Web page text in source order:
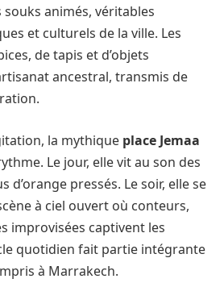
animés, véritables
et culturels de la ville. Les
de tapis et d’objets
ancestral, transmis de
la mythique place Jemaa
Le jour, elle vit au son des
d’orange pressés. Le soir, elle se
à ciel ouvert où conteurs,
improvisées captivent les
quotidien fait partie intégrante
à Marrakech.